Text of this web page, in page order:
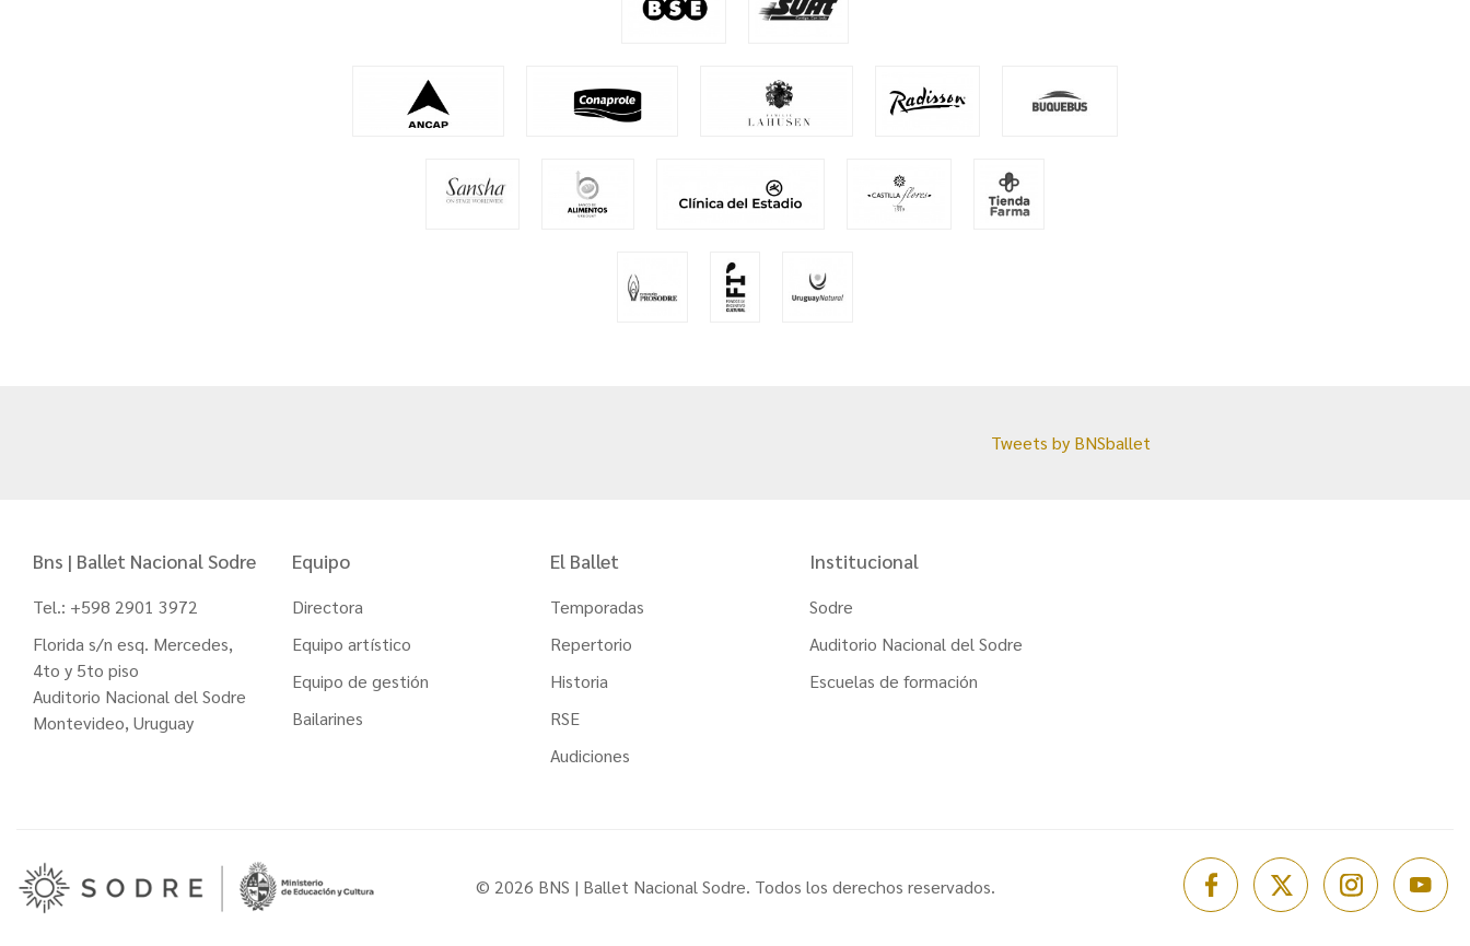
Tweets by BNSballet
Bns | Ballet Nacional Sodre
Tel.: +598 2901 3972
Florida s/n esq. Mercedes,
4to y 5to piso
Auditorio Nacional del Sodre
Montevideo, Uruguay
Equipo
Directora
Equipo artístico
Equipo de gestión
Bailarines
El Ballet
Temporadas
Repertorio
Historia
RSE
Audiciones
Institucional
Sodre
Auditorio Nacional del Sodre
Escuelas de formación
© 2026 BNS | Ballet Nacional Sodre. Todos los derechos reservados.